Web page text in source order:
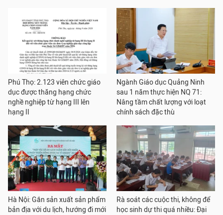
Phú Thọ: 2.123 viên chức giáo
dục được thăng hạng chức
nghề nghiệp từ hạng III lên
hạng II
Ngành Giáo dục Quảng Ninh
sau 1 năm thực hiện NQ 71:
Nâng tầm chất lượng với loạt
chính sách đặc thù
Hà Nội: Gắn sản xuất sản phẩm
bản địa với du lịch, hướng đi mới
Rà soát các cuộc thi, không để
học sinh dự thi quá nhiều: Đại